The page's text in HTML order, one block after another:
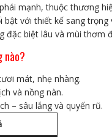
mạnh, thuộc thương
với thiết kế sang
đặc biệt lâu và mùi thơm
nào?
mát, nhẹ nhàng.
và nồng nàn.
– sâu lắng và quyến rũ.